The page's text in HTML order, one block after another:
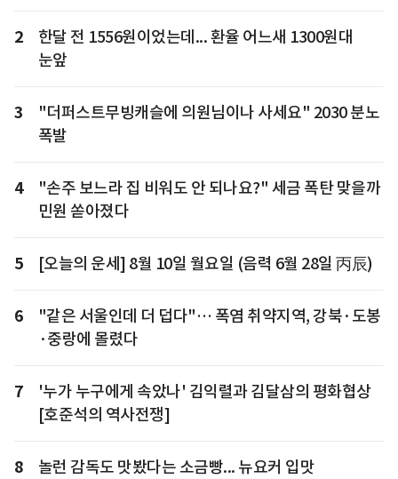
2
한달 전 1556원이었는데... 환율 어느새 1300원대
눈앞
3
"더퍼스트무빙캐슬에 의원님이나 사세요" 2030 분노
폭발
4
"손주 보느라 집 비워도 안 되나요?" 세금 폭탄 맞을까
민원 쏟아졌다
5 [오늘의 운세] 8월 10일 월요일 (음력 6월 28일 丙辰)
6
"같은 서울인데 더 덥다"… 폭염 취약지역, 강북·도봉
·중랑에 몰렸다
7
'누가 누구에게 속았나' 김익렬과 김달삼의 평화협상
[호준석의 역사전쟁]
8
놀런 감독도 맛봤다는 소금빵... 뉴요커 입맛